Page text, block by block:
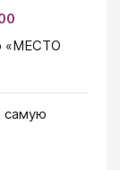
«МЕСТО
самую